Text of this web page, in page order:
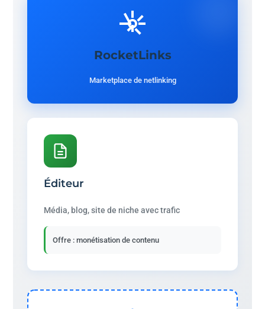
RocketLinks
Marketplace de netlinking
Éditeur
Média, blog, site de niche avec trafic
Offre : monétisation de contenu